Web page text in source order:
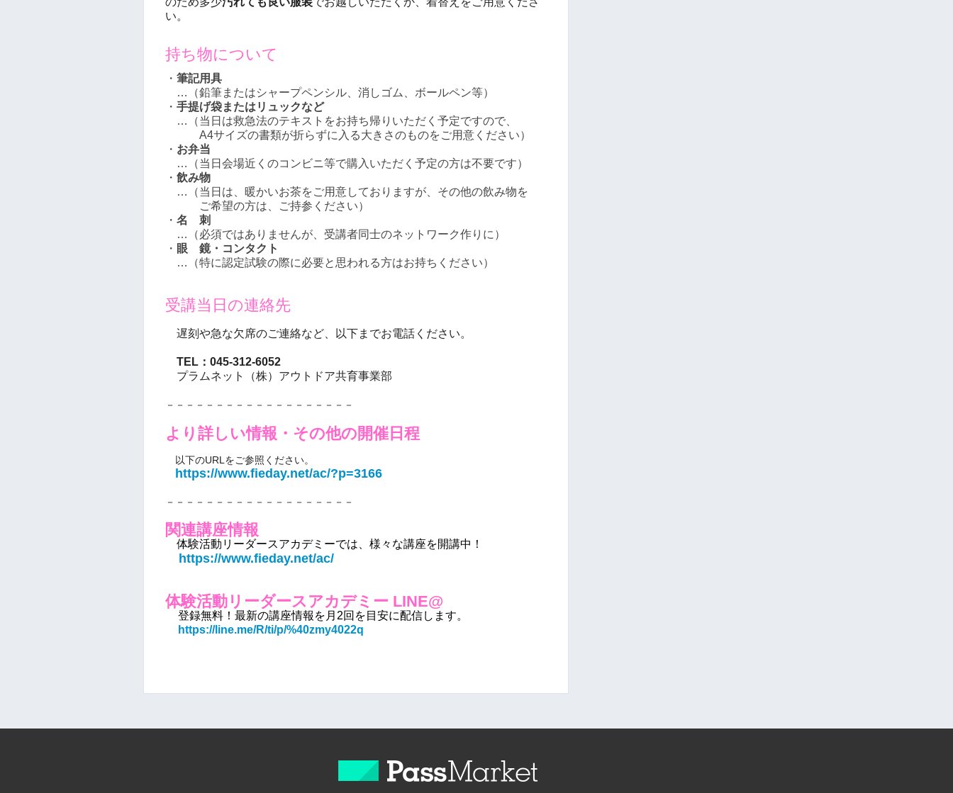
い。
持ち物について
・ 筆記用具
…（鉛筆またはシャープペンシル、消しゴム、ボールペン等）
・ 手提げ袋またはリュックなど
…（当日は救急法のテキストをお持ち帰りいただく予定ですので、
A4サイズの書類が折らずに入る大きさのものをご用意ください）
・ お弁当
…（当日会場近くのコンビニ等で購入いただく予定の方は不要です）
・ 飲み物
…（当日は、暖かいお茶をご用意しておりますが、その他の飲み物を
ご希望の方は、ご持参ください）
・ 名 刺
…（必須ではありませんが、受講者同士のネットワーク作りに）
・ 眼 鏡・コンタクト
…（特に認定試験の際に必要と思われる方はお持ちください）
受講当 日の連絡先
遅刻や急な欠席のご連絡など、以下までお電話ください。
TEL：045-312-6052
プラムネット（株）アウトドア共育事業部
－－－－－－－－－－－－－－－－－－－
より詳しい情報・その他の開催日程
以下のURLをご参照ください。
https://www.fieday.net/ac/?p=3166
－－－－－－－－－－－－－－－－－－－
関連講座情報
体験活動リーダースアカデミーでは、様々な講座を開講中！
https://www.fieday.net/ac/
体験活動リーダースアカデミー LINE@
登録無料！最新の講座情報を月2回を 目安に配信します。
https://line.me/R/ti/p/%40zmy4022q